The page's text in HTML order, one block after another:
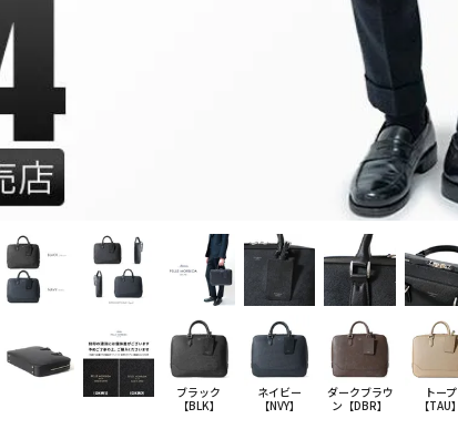
ブラック
【BLK】
ネイビー
【NVY】
ダークブラウ
ン【DBR】
トープ
【TAU】